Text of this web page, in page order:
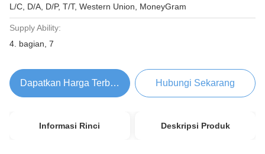
L/C, D/A, D/P, T/T, Western Union, MoneyGram
Supply Ability:
4. bagian, 7
Dapatkan Harga Terbaik Hubungi Sekarang
Informasi Rinci Deskripsi Produk